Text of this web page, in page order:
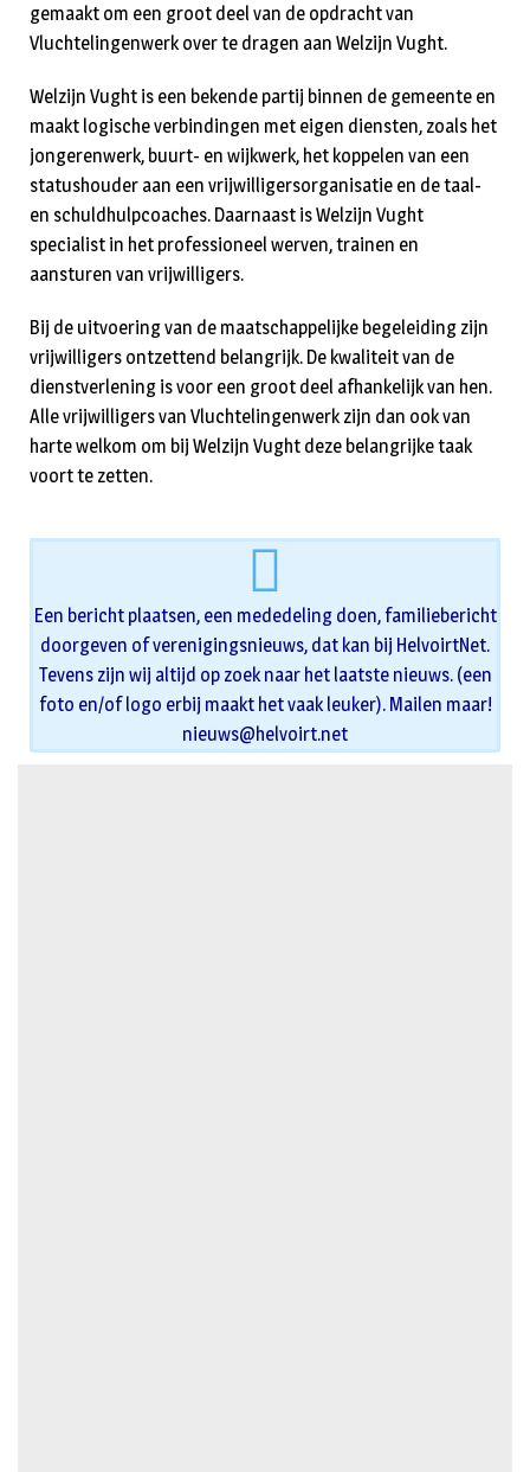
gemaakt om een groot deel van de opdracht van
Vluchtelingenwerk over te dragen aan Welzijn Vught.
Welzijn Vught is een bekende partij binnen de gemeente en
maakt logische verbindingen met eigen diensten, zoals het
jongerenwerk, buurt- en wijkwerk, het koppelen van een
statushouder aan een vrijwilligersorganisatie en de taal-
en schuldhulpcoaches. Daarnaast is Welzijn Vught
specialist in het professioneel werven, trainen en
aansturen van vrijwilligers.
Bij de uitvoering van de maatschappelijke begeleiding zijn
vrijwilligers ontzettend belangrijk. De kwaliteit van de
dienstverlening is voor een groot deel afhankelijk van hen.
Alle vrijwilligers van Vluchtelingenwerk zijn dan ook van
harte welkom om bij Welzijn Vught deze belangrijke taak
voort te zetten.
Een bericht plaatsen, een mededeling doen, familiebericht
doorgeven of verenigingsnieuws, dat kan bij HelvoirtNet.
Tevens zijn wij altijd op zoek naar het laatste nieuws. (een
foto en/of logo erbij maakt het vaak leuker). Mailen maar!
nieuws@helvoirt.net